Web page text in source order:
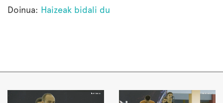
Doinua: Haizeak bidali du